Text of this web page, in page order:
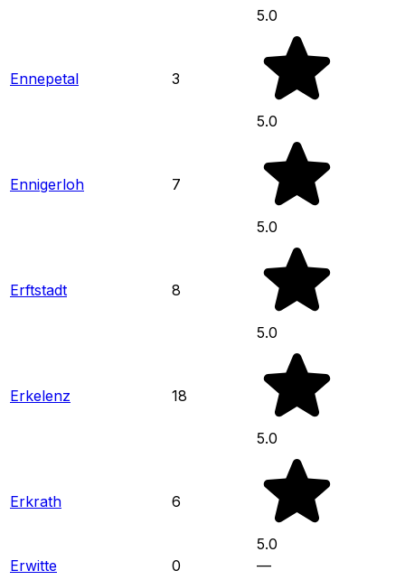
5.0
Ennepetal 3
5.0
Ennigerloh 7
5.0
Erftstadt 8
5.0
Erkelenz 18
5.0
Erkrath 6
5.0
Erwitte
0 —